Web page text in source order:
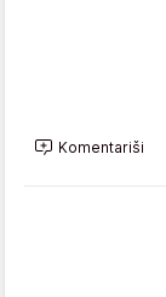
Komentariši